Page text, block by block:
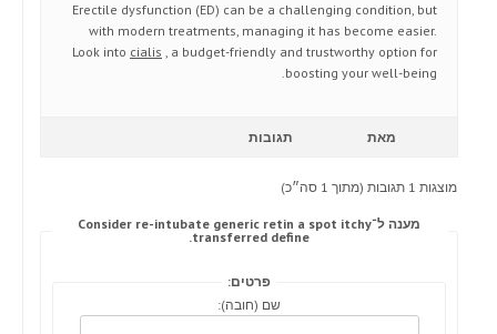
Erectile dysfunction (ED) can be a challenging condition, but
with modern treatments, managing it has become easier.
Look into cialis , a budget-friendly and trustworthy option for
boosting your well-being.
מאת תגובות
מוצגות 1 תגובות (מתוך 1 סה״כ)
מענה ל־Consider re-intubate generic retin a spot itchy
transferred define.
פרטים:
שם (חובה):